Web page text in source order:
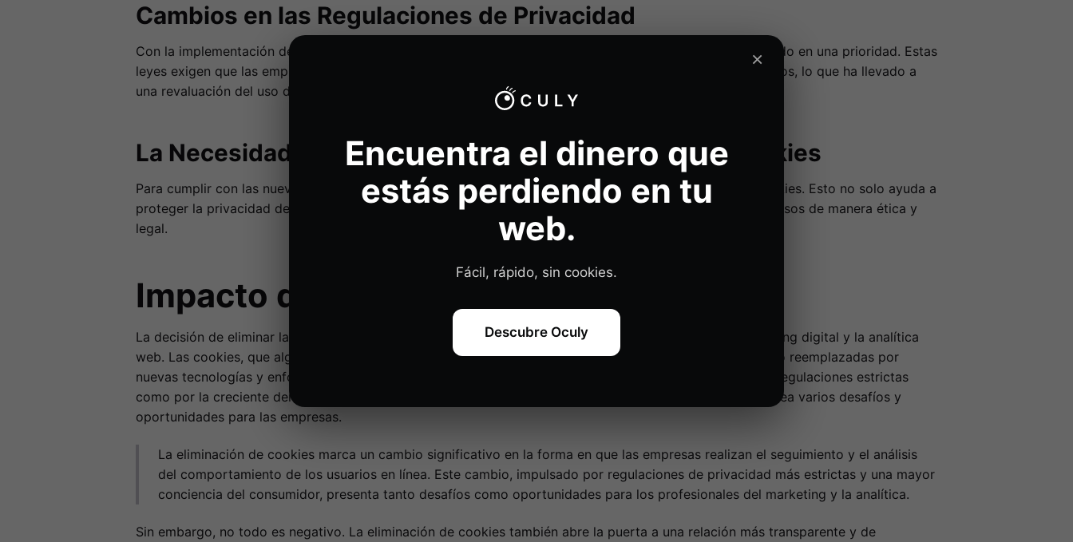
Cambios en las Regulaciones de Privacidad
Con la implementación de regulaciones como el
, la privacidad del usuario se ha convertido en una prioridad. Estas
leyes exigen que las empresas obtengan el consentimiento explícito del usuario antes de recopilar sus datos, lo que ha llevado a
una revaluación del uso de cookies.
La Necesidad de una Transición Hacia Métodos Sin Cookies
Para cumplir con las nuevas normativas, muchas empresas están adoptando métodos de analítica sin cookies. Esto no solo ayuda a
proteger la privacidad del usuario, sino que también permite a las empresas seguir recopilando datos valiosos de manera ética y
legal.
Impacto de la Eliminación de Cookies
La decisión de eliminar las cookies de terceros ha generado una ola de cambios en la industria del marketing digital y la analítica
web. Las cookies, que alguna vez fueron el pilar del seguimiento y la personalización en línea, están siendo reemplazadas por
nuevas tecnologías y enfoques que priorizan la privacidad del usuario. Este cambio, impulsado tanto por regulaciones estrictas
como por la creciente demanda de los consumidores por mayor control sobre sus datos personales, plantea varios desafíos y
oportunidades para las empresas.
La eliminación de cookies marca un cambio significativo en la forma en que las empresas realizan el seguimiento y el análisis
del comportamiento de los usuarios en línea. Este cambio, impulsado por regulaciones de privacidad más estrictas y una mayor
conciencia del consumidor, presenta tanto desafíos como oportunidades para los profesionales del marketing y la analítica.
Sin embargo, no todo es negativo. La eliminación de cookies también abre la puerta a una relación más transparente y de
×
Encuentra el dinero que
estás perdiendo en tu
web.
Fácil, rápido, sin cookies.
Descubre Oculy